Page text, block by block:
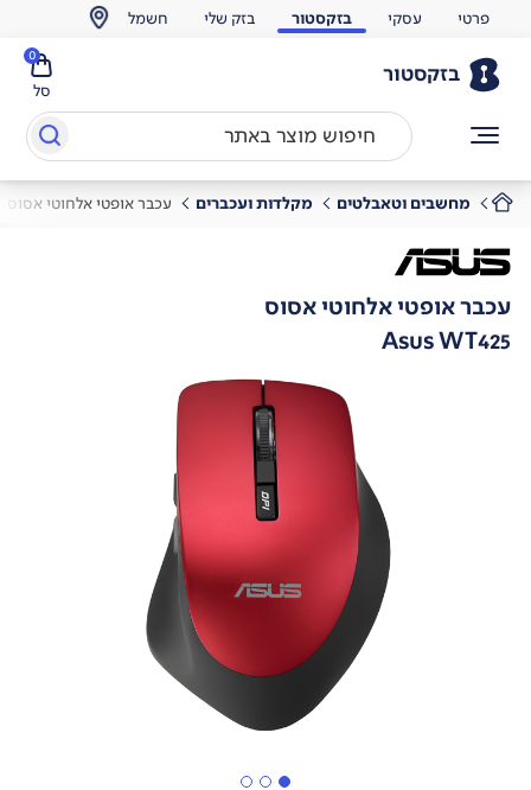
פרטי עסקי בזקסטור בזק שלי חשמל
בזקסטור
סל
0
מחשבים וטאבלטים מקלדות ועכברים עכבר אופטי אלחוטי אסוס
עכבר אופטי אלחוטי אסוס
Asus WT425